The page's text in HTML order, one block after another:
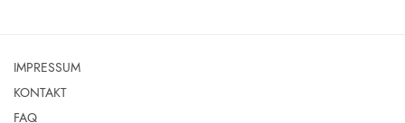
IMPRESSUM
KONTAKT
FAQ